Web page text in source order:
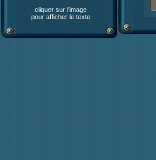
cliquer sur l'image
pour afficher le texte